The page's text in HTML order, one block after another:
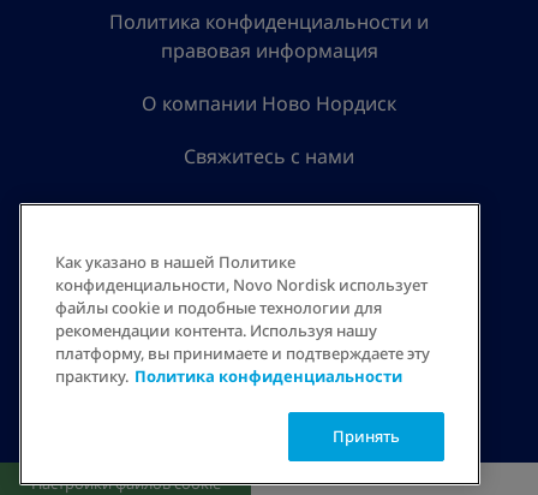
Политика конфиденциальности и
правовая информация
О компании Ново Нордиск
Свяжитесь с нами
Республика Казахстан, 050022, г. Алматы, проспект Абая
42, Бизнес Центр «BAYKONYR»
Телефон: +7 (727) 330 77 88
www.novonordisk.kz
eaeu-safety@novonordisk.com
Настройки файлов cookie
Как указано в нашей Политике
конфиденциальности, Novo Nordisk использует
файлы cookie и подобные технологии для
рекомендации контента. Используя нашу
платформу, вы принимаете и подтверждаете эту
практику. Политика конфиденциальности
Принять